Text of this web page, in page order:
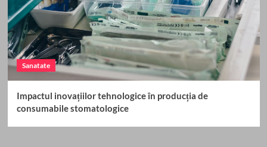
Sanatate
Impactul inovațiilor tehnologice în producția de
consumabile stomatologice